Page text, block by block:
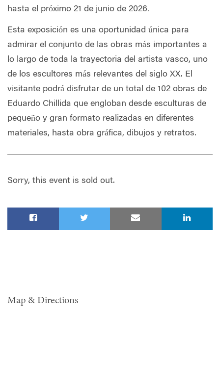
hasta el próximo 21 de junio de 2026.
Esta exposición es una oportunidad única para
admirar el conjunto de las obras más importantes a
lo largo de toda la trayectoria del artista vasco, uno
de los escultores más relevantes del siglo XX. El
visitante podrá disfrutar de un total de 102 obras de
Eduardo Chillida que engloban desde esculturas de
pequeño y gran formato realizadas en diferentes
materiales, hasta obra gráfica, dibujos y retratos.
Sorry, this event is sold out.
Map & Directions